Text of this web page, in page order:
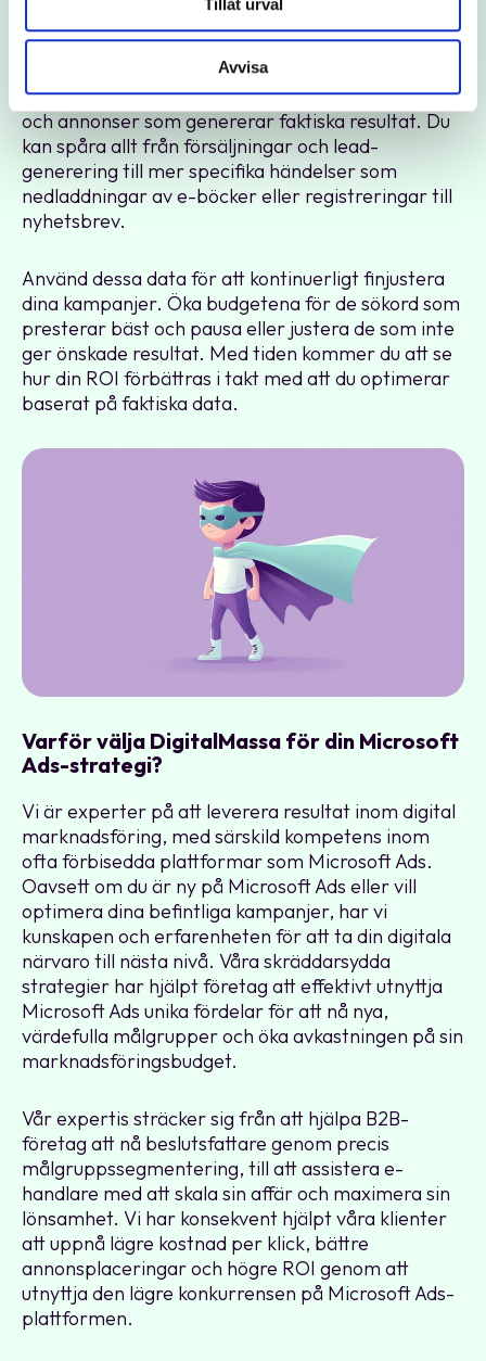
Avvisa
konverteringstagg och ger dig värdefull insikt i hur
dina annonser presterar.
Med UET-taggen på plats kan du se vilka sökord
och annonser som genererar faktiska resultat. Du
kan spåra allt från försäljningar och lead-
generering till mer specifika händelser som
nedladdningar av e-böcker eller registreringar till
nyhetsbrev.
Använd dessa data för att kontinuerligt finjustera
dina kampanjer. Öka budgetena för de sökord som
presterar bäst och pausa eller justera de som inte
ger önskade resultat. Med tiden kommer du att se
hur din ROI förbättras i takt med att du optimerar
baserat på faktiska data.
Varför välja DigitalMassa för din Microsoft
Ads-strategi?
Vi är experter på att leverera resultat inom digital
marknadsföring, med särskild kompetens inom
ofta förbisedda plattformar som Microsoft Ads.
Oavsett om du är ny på Microsoft Ads eller vill
optimera dina befintliga kampanjer, har vi
kunskapen och erfarenheten för att ta din digitala
närvaro till nästa nivå. Våra skräddarsydda
strategier har hjälpt företag att effektivt utnyttja
Microsoft Ads unika fördelar för att nå nya,
värdefulla målgrupper och öka avkastningen på sin
marknadsföringsbudget.
Vår expertis sträcker sig från att hjälpa B2B-
företag att nå beslutsfattare genom precis
målgruppssegmentering, till att assistera e-
handlare med att skala sin affär och maximera sin
lönsamhet. Vi har konsekvent hjälpt våra klienter
att uppnå lägre kostnad per klick, bättre
annonsplaceringar och högre ROI genom att
utnyttja den lägre konkurrensen på Microsoft Ads-
plattformen.